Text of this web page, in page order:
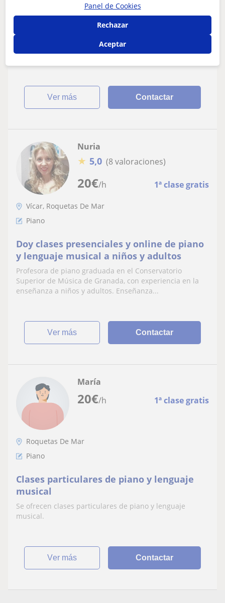
clases de piano y lenguaje musical
Escuelas privadas, municipales, Conservatorio y ambito
particular te anima a comenza...
ver más Contactar
20€/h 1ª clase gratis
Nuria
★ 5,0 (8 valoraciones)
Vícar, Roquetas De Mar
Piano
Doy clases presenciales y online de piano
y lenguaje musical a niños y adultos
Profesora de piano graduada en el Conservatorio
Superior de Música de Granada, con experiencia en la
enseñanza a niños y adultos. Enseñanza...
ver más Contactar
20€/h 1ª clase gratis
María
Roquetas De Mar
Piano
Clases particulares de piano y lenguaje
musical
Se ofrecen clases particulares de piano y lenguaje
musical.
ver más Contactar
Panel de Cookies
Rechazar
Aceptar